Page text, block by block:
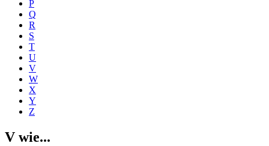
P
Q
R
S
T
U
V
W
X
Y
Z
V wie...